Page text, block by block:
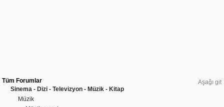
Aşağı git
Tüm Forumlar
Sinema - Dizi - Televizyon - Müzik - Kitap
Müzik